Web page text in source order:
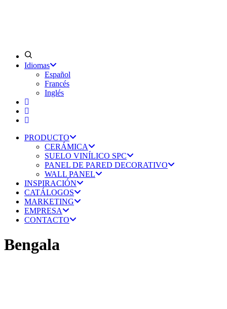
Idiomas
Español
Francés
Inglés
PRODUCTO
CERÁMICA
SUELO VINÍLICO SPC
PANEL DE PARED DECORATIVO
WALL PANEL
INSPIRACIÓN
CATÁLOGOS
MARKETING
EMPRESA
CONTACTO
Bengala